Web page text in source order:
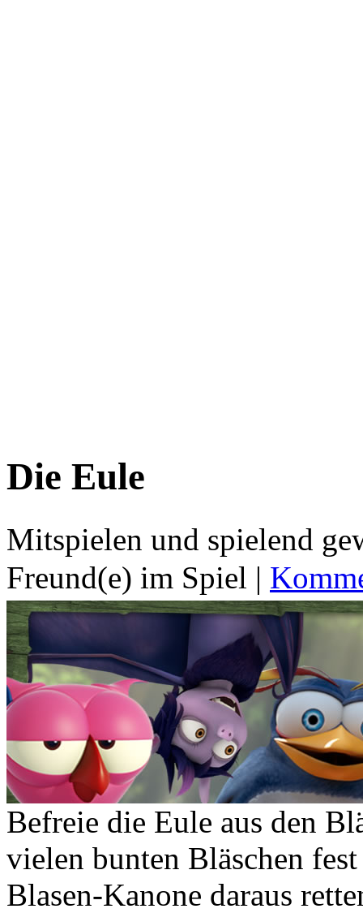
Die Eule
Mitspielen und spielend
Freund(e) im Spiel |
Befreie die Eule aus den
vielen bunten Bläschen
Blasen-Kanone daraus